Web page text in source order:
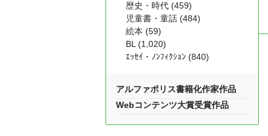
歴史・時代 (459)
児童書・童話 (484)
絵本 (59)
BL (1,020)
ｴｯｾｲ・ﾉﾝﾌｨｸｼｮﾝ (840)
アルファポリス書籍化作家作品
Webコンテンツ大賞受賞作品